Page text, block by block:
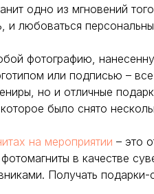
одно из мгновений
и любоваться
фотографию,
или подписью –
но и отличные
было снято
на мероприятии – это
в качестве
Получать